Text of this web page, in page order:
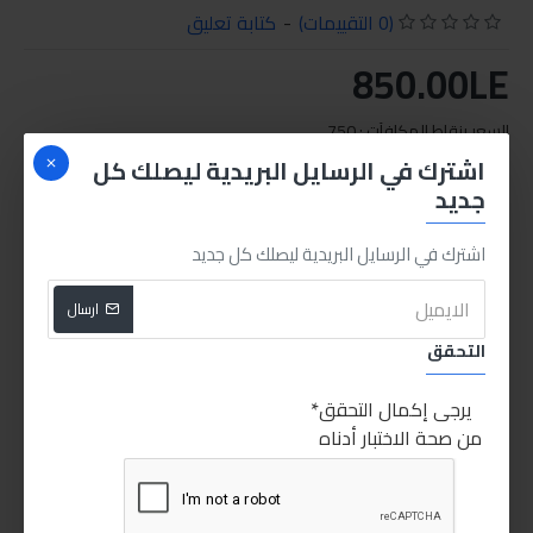
اشترك في الرسايل البريدية ليصلك كل
جديد
اشترك في الرسايل البريدية ليصلك كل جديد
ارسال
التحقق
يرجى إكمال التحقق
من صحة الاختبار أدناه
(0 التقييمات) - كتابة تعليق
850.00LE
السعر بنقاط المكافآت : 750
الكلمات الدليليلة :
Liqui Moly Special Tec AA 5W-30 5L
special tec
speacial
liqui moly
sabry stores